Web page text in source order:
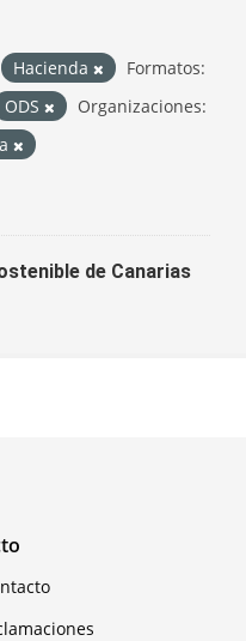
Hacienda
Formatos:
ODS
Organizaciones:
de Canarias